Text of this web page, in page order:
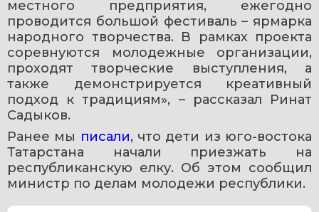
местного предприятия, ежегодно
проводится большой фестиваль – ярмарка
народного творчества. В рамках проекта
соревнуются молодежные организации,
проходят творческие выступления, а
также демонстрируется креативный
подход к традициям», – рассказал Ринат
Садыков.
Ранее мы писали, что дети из юго-востока
Татарстана начали приезжать на
республиканскую елку. Об этом сообщил
министр по делам молодежи республики.